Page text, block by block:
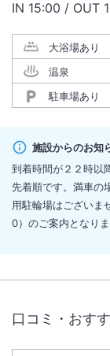
IN チェックイン
15:00 / OUT
大浴場あり
温泉
駐車場あり
施設からのお知
到着時間が２２時以
先着順です。満車の
用駐輪場はございま
0）のご案内となりま
口コミ・おす